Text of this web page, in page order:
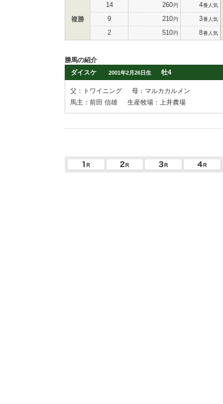
複勝
14 260円 4番人気
9 210円 3番人気
2 510円 8番人気
勝馬の紹介
ダイスケ
2001年2月26日生 牡4
父：トワイニング
母：マルカカルメン
馬主：前田 信雄
生産牧場：上井農場